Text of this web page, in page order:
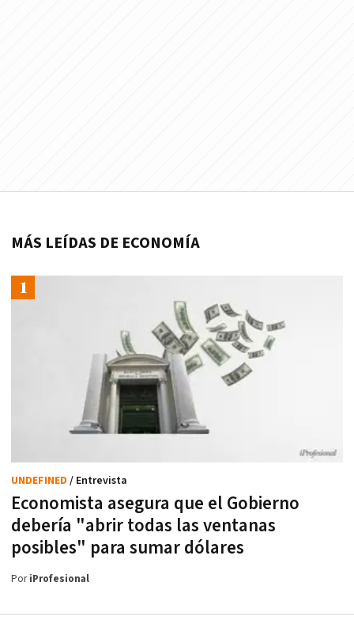
MÁS LEÍDAS DE ECONOMÍA
Economista asegura que el Gobierno
debería "abrir todas las ventanas
posibles" para sumar dólares
UNDEFINED / Entrevista
PoriProfesional